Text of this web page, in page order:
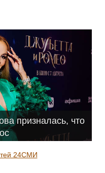
призналась, что
24СМИ